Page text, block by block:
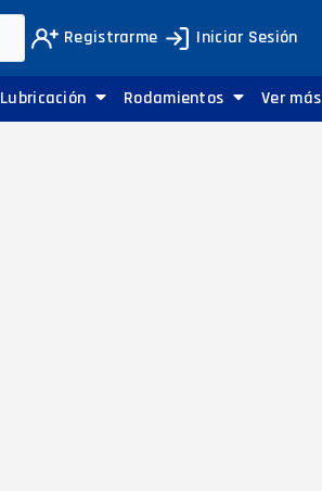
Registrarme Iniciar Sesión
Lubricación Rodamientos Ver más